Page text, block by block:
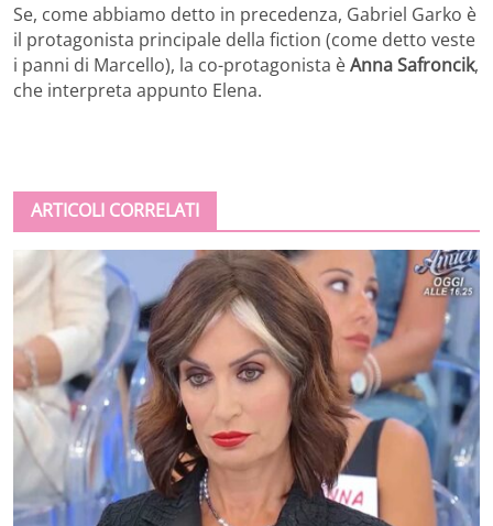
Se, come abbiamo detto in precedenza, Gabriel Garko è
il protagonista principale della fiction (come detto veste
i panni di Marcello), la co-protagonista èAnna Safroncik,
che interpreta appunto Elena.
ARTICOLI CORRELATI